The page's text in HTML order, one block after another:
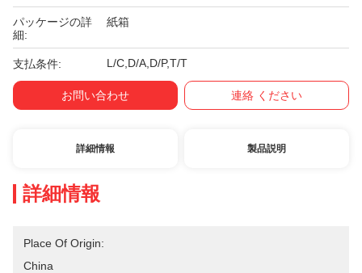
パッケージの詳
細:
紙箱
支払条件: L/C,D/A,D/P,T/T
お問い合わせ 連絡 ください
詳細情報 製品説明
詳細情報
Place Of Origin:
China